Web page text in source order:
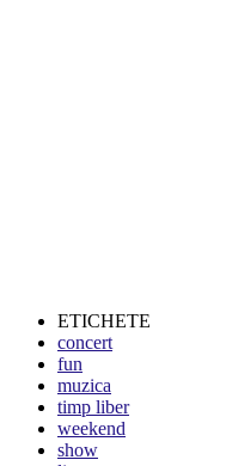
ETICHETE
concert
fun
muzica
timp liber
weekend
show